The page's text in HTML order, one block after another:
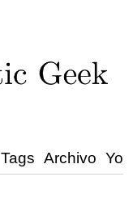
Tags Archivo Yo